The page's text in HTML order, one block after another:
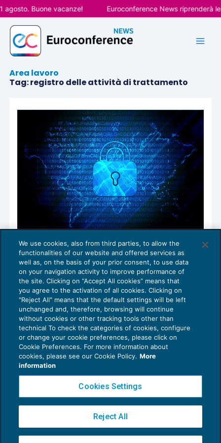
Vai
al
contenuto
Buone vacanze! Euroconference News riprenderà
Area lavoro
Tag: registro delle attività di trattamento
Privacy: pubblicate le Faq sul registro
delle attività di trattamento
NEWS DEL GIORNO10/10/2018
Privacy Policy
Cookie Policy
Copyright 2016 ©Gruppo Euroconference S.p.A.v2.32.2
Piazza Luigi Einaudi, 10N01 - 20124 Milano - info@ecnews.it
We use cookies, also from third parties, to allow the
functionalities of our website and offered services as
well as, on the basis of your prior consent, to use data
on your navigation activity to improve performance of
the site. Clicking on “Accept All cookies” means that
you agree to the activation of all cookies. Clicking on
"Reject All" means that the default settings will be left
unchanged and, therefore, browsing will continue
without cookies or other tracking tools other than
technical To check the categories of cookies, configure
or change your cookie preferences, please click on
Cookie Preferences. For more information about
cookies, please see our Cookie Policy. More
information
Cookies Settings
Reject All